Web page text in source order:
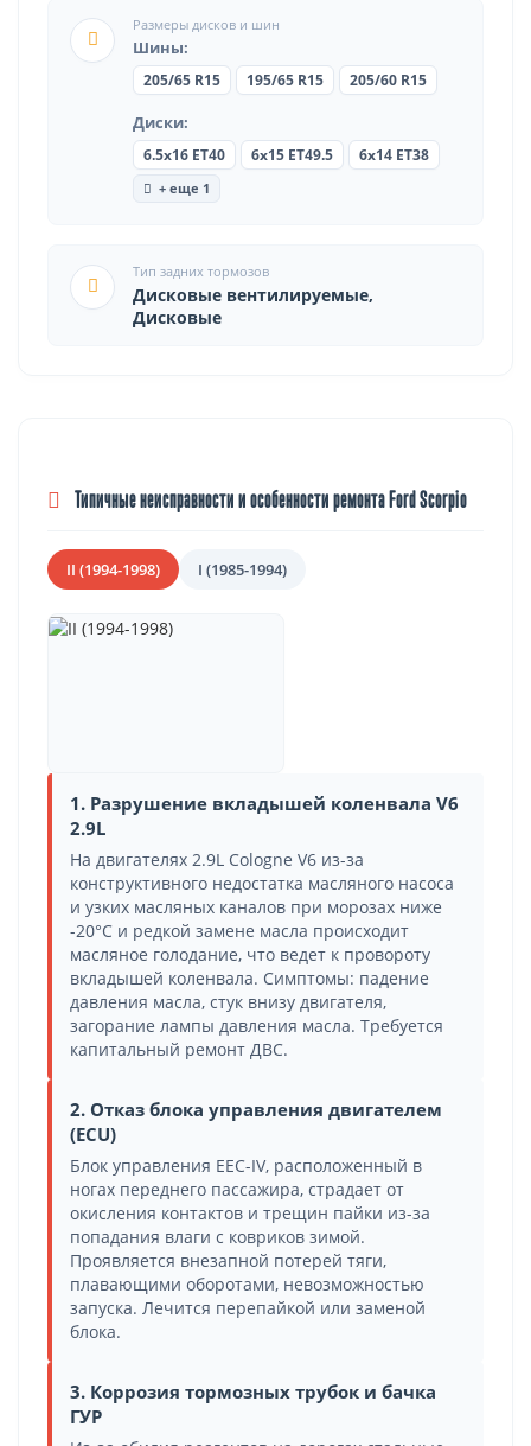
Размеры дисков и шин
Шины:
205/65 R15 195/65 R15 205/60 R15
Диски:
6.5x16 ET40 6x15 ET49.5
6x14 ET38
+ еще 1
Тип задних тормозов
Дисковые вентилируемые,
Дисковые
Типичные неисправности и особенности ремонта Ford Scorpio
II (1994-1998) I (1985-1994)
1. Разрушение вкладышей коленвала V6
2.9L
На двигателях 2.9L Cologne V6 из-за
конструктивного недостатка масляного насоса
и узких масляных каналов при морозах ниже
-20°C и редкой замене масла происходит
масляное голодание, что ведет к провороту
вкладышей коленвала. Симптомы: падение
давления масла, стук внизу двигателя,
загорание лампы давления масла. Требуется
капитальный ремонт ДВС.
2. Отказ блока управления двигателем
(ECU)
Блок управления EEC-IV, расположенный в
ногах переднего пассажира, страдает от
окисления контактов и трещин пайки из-за
попадания влаги с ковриков зимой.
Проявляется внезапной потерей тяги,
плавающими оборотами, невозможностью
запуска. Лечится перепайкой или заменой
блока.
3. Коррозия тормозных трубок и бачка
ГУР